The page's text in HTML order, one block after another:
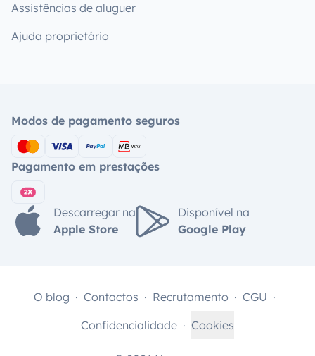
Assistências de aluguer
Ajuda proprietário
Modos de pagamento seguros
Pagamento em prestações
Descarregar na
Apple Store
Disponível na
Google Play
O blog Contactos Recrutamento
CGU
Confidencialidade
Cookies